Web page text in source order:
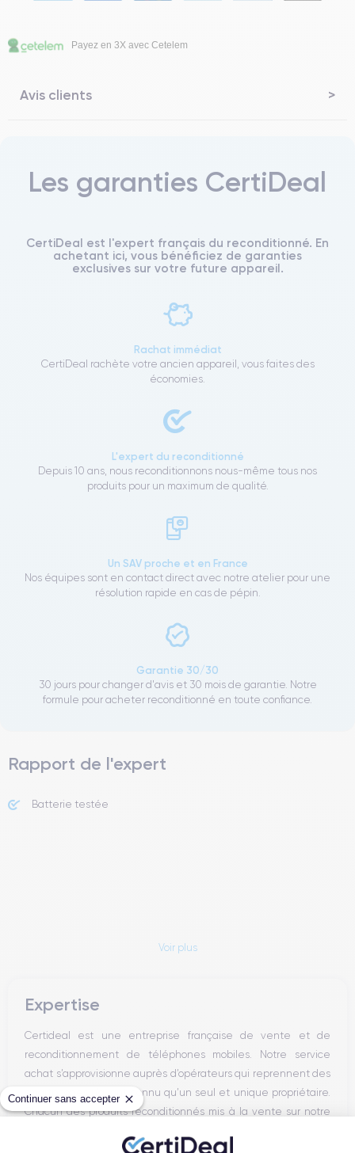
Continuer sans accepter
Payez en 3X avec Cetelem
Avis clients
Les garanties CertiDeal
CertiDeal est l'expert français du reconditionné. En
achetant ici, vous bénéficiez de garanties
exclusives sur votre future appareil.
Rachat immédiat
CertiDeal rachète votre ancien appareil, vous faites des
économies.
L'expert du reconditionné
Depuis 10 ans, nous reconditionnons nous-même tous nos
produits pour un maximum de qualité.
Un SAV proche et en France
Nos équipes sont en contact direct avec notre atelier pour une
résolution rapide en cas de pépin.
Garantie 30/30
30 jours pour changer d'avis et 30 mois de garantie. Notre
formule pour acheter reconditionné en toute confiance.
Rapport de l'expert
Batterie testée
Voir plus
Expertise
Certideal est une entreprise française de vente et de
reconditionnement de téléphones mobiles. Notre service
achat s’approvisionne auprès d’opérateurs qui reprennent des
smartphones n’ayant connu qu’un seul et unique propriétaire.
Chacun des produits reconditionnés mis à la vente sur notre
nos locaux un processus d’homologation en trois étapes :